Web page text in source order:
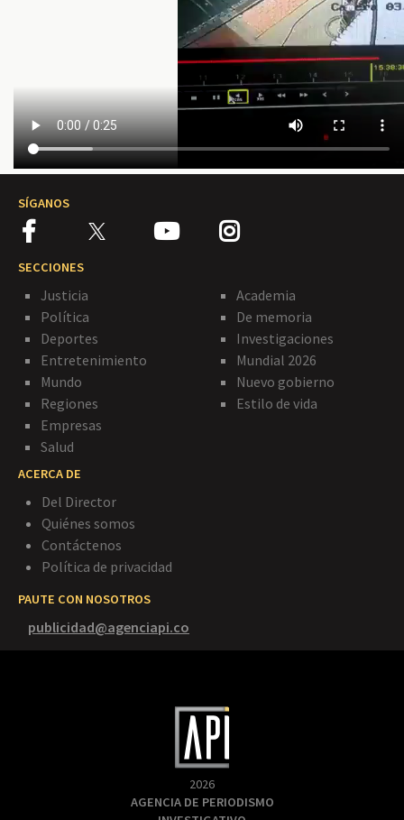
SÍGANOS
SECCIONES
Justicia
Política
Deportes
Entretenimiento
Mundo
Regiones
Empresas
Salud
Academia
De memoria
Investigaciones
Mundial 2026
Nuevo gobierno
Estilo de vida
ACERCA DE
Del Director
Quiénes somos
Contáctenos
Política de privacidad
PAUTE CON NOSOTROS
publicidad@agenciapi.co
2026
AGENCIA DE PERIODISMO